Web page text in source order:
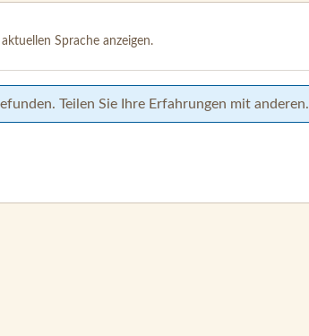
Sprache anzeigen.
Teilen Sie Ihre Erfahrungen mit anderen.